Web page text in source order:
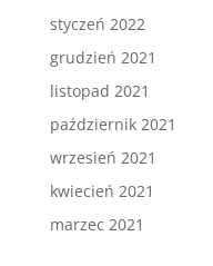
styczeń 2022
grudzień 2021
listopad 2021
październik 2021
wrzesień 2021
kwiecień 2021
marzec 2021